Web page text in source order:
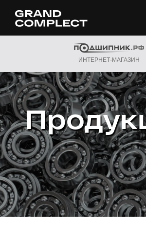
ИНТЕРНЕТ-МАГАЗИН